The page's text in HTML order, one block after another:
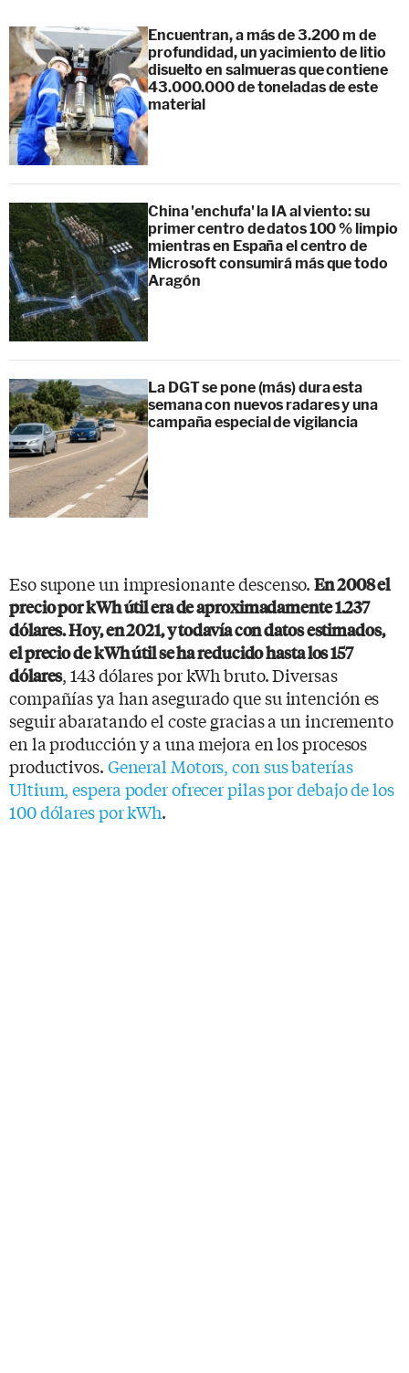
Encuentran, a más de 3.200 m de
profundidad, un yacimiento de litio
disuelto en salmueras que contiene
43.000.000 de toneladas de este
material
China 'enchufa' la IA al viento: su
primer centro de datos 100 % limpio
mientras en España el centro de
Microsoft consumirá más que todo
Aragón
La DGT se pone (más) dura esta
semana con nuevos radares y una
campaña especial de vigilancia
Eso supone un impresionante descenso.En 2008 el
precio por kWh útil era de aproximadamente 1.237
dólares. Hoy, en 2021, y todavía con datos estimados,
el precio de kWh útil se ha reducido hasta los 157
dólares, 143 dólares por kWh bruto. Diversas
compañías ya han asegurado que su intención es
seguir abaratando el coste gracias a un incremento
en la producción y a una mejora en los procesos
productivos.General Motors, con sus baterías
Ultium, espera poder ofrecer pilas por debajo de los
100 dólares por kWh.